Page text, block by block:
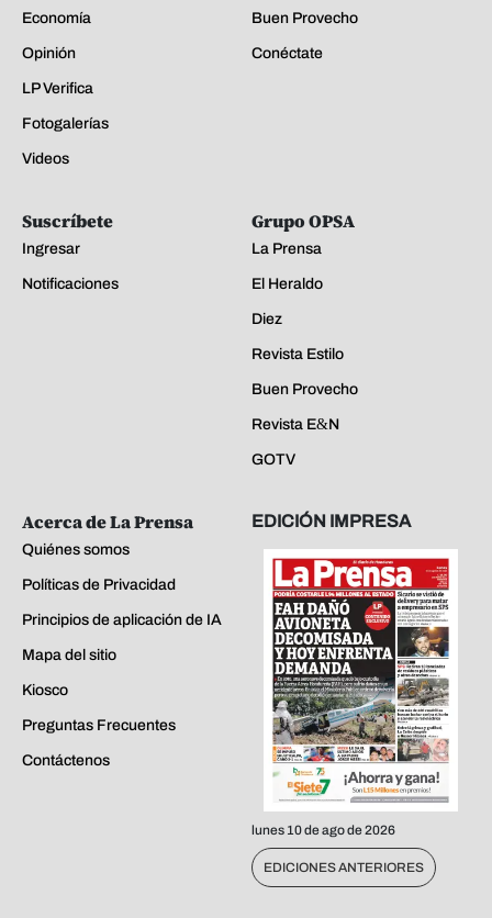
Economía
Opinión
LP Verifica
Fotogalerías
Videos
Buen Provecho
Conéctate
Suscríbete
Ingresar
Notificaciones
Grupo OPSA
La Prensa
El Heraldo
Diez
Revista Estilo
Buen Provecho
Revista E&N
GOTV
Acerca de La Prensa
Quiénes somos
Políticas de Privacidad
Principios de aplicación de IA
Mapa del sitio
Kiosco
Preguntas Frecuentes
Contáctenos
EDICIÓN IMPRESA
lunes 10 de ago de 2026
EDICIONES ANTERIORES